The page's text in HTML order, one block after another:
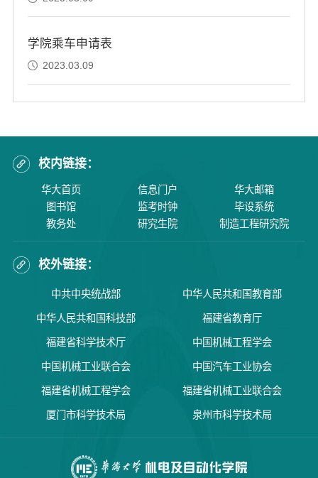
学院乘车申请表
2023.03.09
校内链接：
华大首页 信息门户
华大邮箱
图书馆
监考时钟
毕设系统
教务处
研究生院 制造工程研究院
校外链接：
中共中央统战部 中华人民共和国教育部
中华人民共和国科技部 福建省教育厅
福建省科学技术厅 中国机械工程学会
中国机械工业联合会 中国汽车工业协会
福建省机械工程学会 福建省机械工业联合会
厦门市科学技术局 泉州市科学技术局